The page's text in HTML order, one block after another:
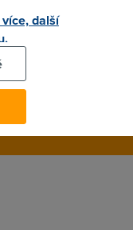
forem
dsl zničí...
další